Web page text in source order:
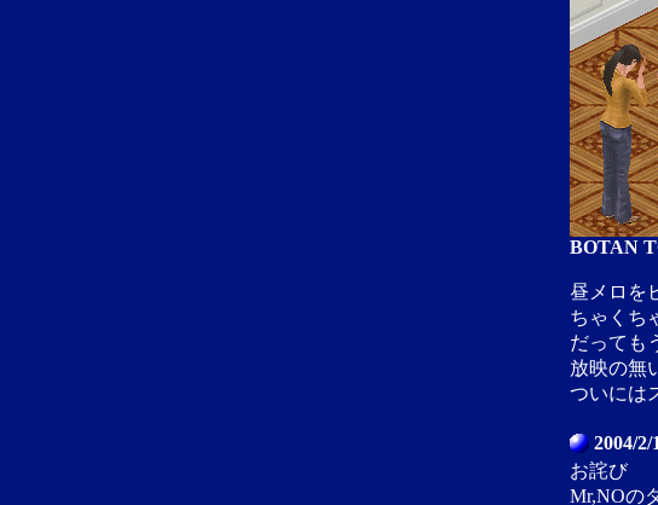
BOTAN
昼メロを
ちゃくち
だっても
放映の無
ついには
2004/2/
お詫び
Mr,NOの